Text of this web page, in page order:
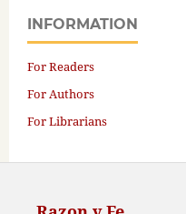
INFORMATION
For Readers
For Authors
For Librarians